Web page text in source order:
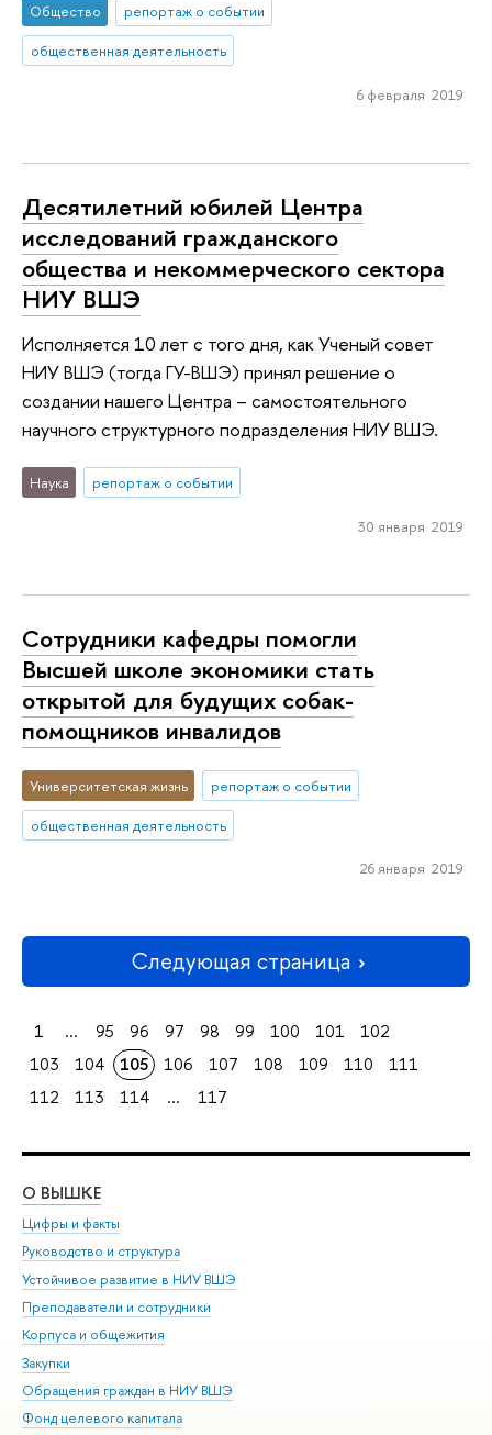
Общество
репортаж о событии
общественная деятельность
6 февраля 2019
Десятилетний юбилей Центра
исследований гражданского
общества и некоммерческого сектора
НИУ ВШЭ
Исполняется 10 лет с того дня, как Ученый совет
НИУ ВШЭ (тогда ГУ-ВШЭ) принял решение о
создании нашего Центра – самостоятельного
научного структурного подразделения НИУ ВШЭ.
Наука репортаж о событии
30 января 2019
Сотрудники кафедры помогли
Высшей школе экономики стать
открытой для будущих собак-
помощников инвалидов
Университетская жизнь
репортаж о событии
общественная деятельность
26 января 2019
Следующая страница
1 ... 95 96 97 98 99 100 101
102
103
104 105 106 107 108 109 110
111
112
113 114 ... 117
О ВЫШКЕ
Цифры и факты
Руководство и структура
Устойчивое развитие в НИУ ВШЭ
Преподаватели и сотрудники
Корпуса и общежития
Закупки
Обращения граждан в НИУ ВШЭ
Фонд целевого капитала